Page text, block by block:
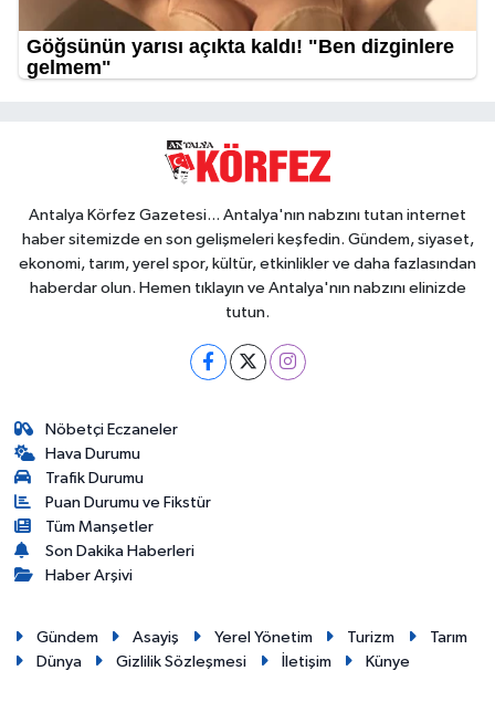
Antalya Körfez Gazetesi... Antalya'nın nabzını tutan internet
haber sitemizde en son gelişmeleri keşfedin. Gündem, siyaset,
ekonomi, tarım, yerel spor, kültür, etkinlikler ve daha fazlasından
haberdar olun. Hemen tıklayın ve Antalya'nın nabzını elinizde
tutun.
Nöbetçi Eczaneler
Hava Durumu
Trafik Durumu
Puan Durumu ve Fikstür
Tüm Manşetler
Son Dakika Haberleri
Haber Arşivi
Gündem Asayiş Yerel Yönetim Turizm
Tarım
Dünya
Gizlilik Sözleşmesi İletişim Künye